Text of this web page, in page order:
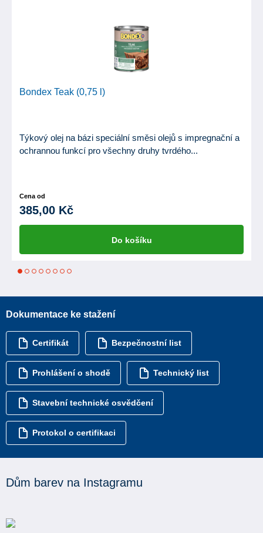
Bondex Teak (0,75 l)
Týkový olej na bázi speciální směsi olejů s impregnační a
ochrannou funkcí pro všechny druhy tvrdého...
Cena od
385,00 Kč
Do košíku
1 2 3 4 5 6 7
Dokumentace ke stažení
Certifikát Bezpečnostní list
Prohlášení o shodě Technický list
Stavební technické osvědčení
Protokol o certifikaci
Dům barev na Instagramu